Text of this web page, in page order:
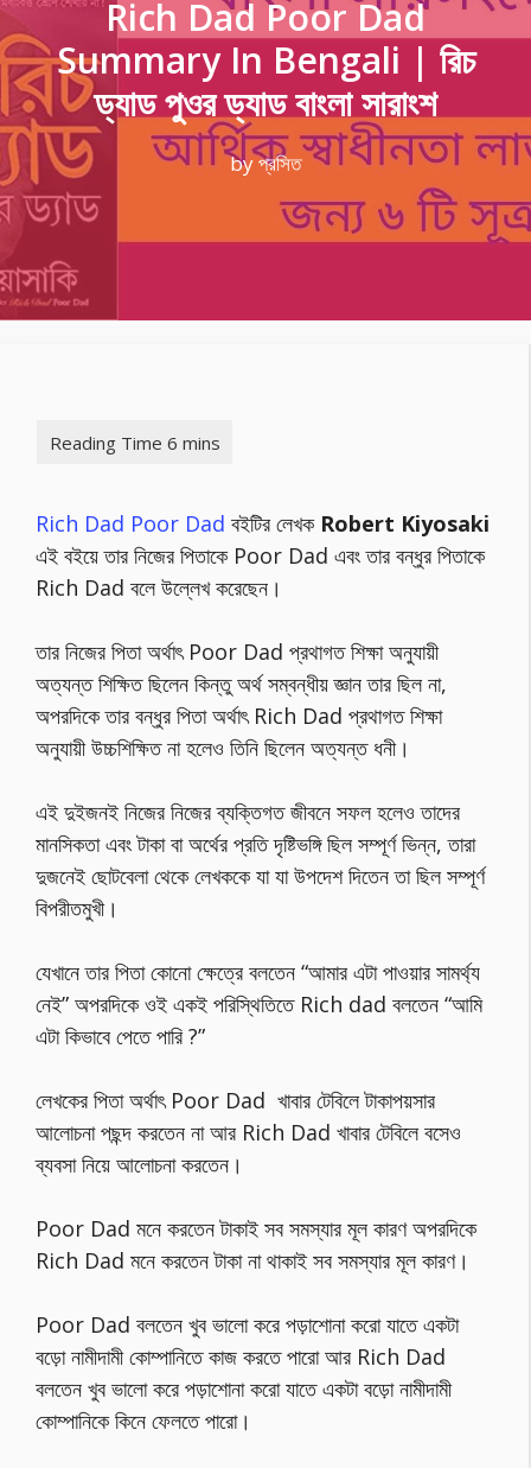
Rich Dad Poor Dad
Summary In Bengali | রিচ
ড্যাড পুওর ড্যাড বাংলা সারাংশ
byপ্রসিত
Rich Dad Poor Dad বইটির লেখক Robert Kiyosaki
এই বইয়ে তার নিজের পিতাকে Poor Dad এবং তার বন্ধুর পিতাকে
Rich Dad বলে উল্লেখ করেছেন।
তার নিজের পিতা অর্থাৎ Poor Dad প্রথাগত শিক্ষা অনুযায়ী
অত্যন্ত শিক্ষিত ছিলেন কিন্তু অর্থ সম্বন্ধীয় জ্ঞান তার ছিল না,
অপরদিকে তার বন্ধুর পিতা অর্থাৎ Rich Dad প্রথাগত শিক্ষা
অনুযায়ী উচ্চশিক্ষিত না হলেও তিনি ছিলেন অত্যন্ত ধনী।
এই দুইজনই নিজের নিজের ব্যক্তিগত জীবনে সফল হলেও তাদের
মানসিকতা এবং টাকা বা অর্থের প্রতি দৃষ্টিভঙ্গি ছিল সম্পূর্ণ ভিন্ন, তারা
দুজনেই ছোটবেলা থেকে লেখককে যা যা উপদেশ দিতেন তা ছিল সম্পূর্ণ
বিপরীতমুখী।
যেখানে তার পিতা কোনো ক্ষেত্রে বলতেন “আমার এটা পাওয়ার সামর্থ্য
নেই” অপরদিকে ওই একই পরিস্থিতিতে Rich dad বলতেন “আমি
এটা কিভাবে পেতে পারি ?”
লেখকের পিতা অর্থাৎ Poor Dad খাবার টেবিলে টাকাপয়সার
আলোচনা পছন্দ করতেন না আর Rich Dad খাবার টেবিলে বসেও
ব্যবসা নিয়ে আলোচনা করতেন।
Poor Dad মনে করতেন টাকাই সব সমস্যার মূল কারণ অপরদিকে
Rich Dad মনে করতেন টাকা না থাকাই সব সমস্যার মূল কারণ।
Poor Dad বলতেন খুব ভালো করে পড়াশোনা করো যাতে একটা
বড়ো নামীদামী কোম্পানিতে কাজ করতে পারো আর Rich Dad
বলতেন খুব ভালো করে পড়াশোনা করো যাতে একটা বড়ো নামীদামী
কোম্পানিকে কিনে ফেলতে পারো।